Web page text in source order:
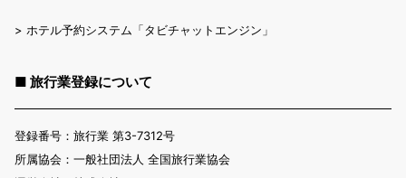
> ホテル予約システム「タビチャットエンジン」
■ 旅行業登録について
登録番号：旅行業 第3-7312号
所属協会：一般社団法人 全国旅行業協会